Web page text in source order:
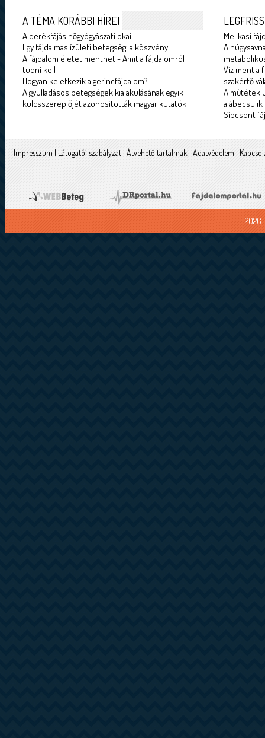
A TÉMA KORÁBBI HÍREI
A derékfájás nőgyógyászati okai
Egy fájdalmas ízületi betegség: a köszvény
A fájdalom életet menthet - Amit a fájdalomról
tudni kell
Hogyan keletkezik a gerincfájdalom?
A gyulladásos betegségek kialakulásának egyik
kulcsszereplőjét azonosították magyar kutatók
Mellkasi
A
Víz ment a
szakértő
A műtétek
alábecsülik
Sípcsont
Impresszum | Látogatói szabályzat | Átvehető tartalmak | Adatvédelem |
2026